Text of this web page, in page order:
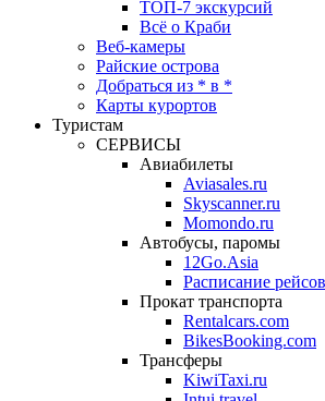
ТОП-7 экскурсий
Всё о Краби
Веб-камеры
Райские острова
Добраться из * в *
Карты курортов
Туристам
СЕРВИСЫ
Авиабилеты
Aviasales.ru
Skyscanner.ru
Momondo.ru
Автобусы, паромы
12Go.Asia
Расписание рейсов
Прокат транспорта
Rentalcars.com
BikesBooking.com
Трансферы
KiwiTaxi.ru